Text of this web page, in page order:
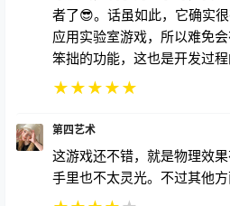
★ ★★ ★★
真正的教皇
我之前买过这款游戏，但最
看到了它的广告，发现它比
提升，于是决定再次投资。
得了长足的进步，开发者似
多内容，并积极听取粉丝的